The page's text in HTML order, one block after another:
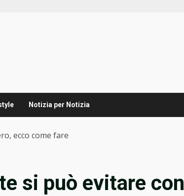
Notizia per Notizia
ecco come fare
si può evitare con